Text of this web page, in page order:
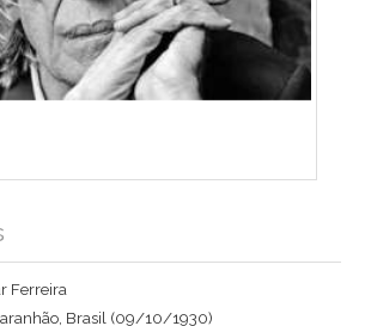
Ferreira
Brasil (09/10/1930)